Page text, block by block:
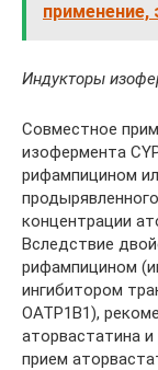
Индукторы
Совместное
изофермента
рифампицином
концентрации
Вследствие
рифампицином
ингибитором
ОАТР1В1),
аторвастатина
прием